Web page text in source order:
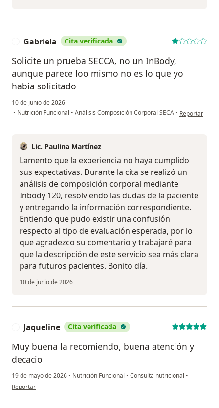
Gabriela Cita verificada
Solicite un prueba SECCA, no un InBody,
aunque parece loo mismo no es lo que yo
habia solicitado
10 de junio de 2026
• Nutrición Funcional • Análisis Composición Corporal SECA • en opinión
Reportar
Lic. Paulina Martínez
Lamento que la experiencia no haya cumplido
sus expectativas. Durante la cita se realizó un
análisis de composición corporal mediante
Inbody 120, resolviendo las dudas de la paciente
y entregando la información correspondiente.
Entiendo que pudo existir una confusión
respecto al tipo de evaluación esperada, por lo
que agradezco su comentario y trabajaré para
que la descripción de este servicio sea más clara
para futuros pacientes. Bonito día.
10 de junio de 2026
Jaqueline Cita verificada
Muy buena la recomiendo, buena atención y
decacio
19 de mayo de 2026 • Nutrición Funcional • Consulta nutricional •
en opinión del usuario Jaqueline
Reportar